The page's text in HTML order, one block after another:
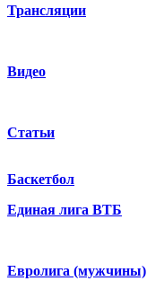
Трансляции
Видео
Статьи
Баскетбол
Единая лига ВТБ
Евролига (мужчины)